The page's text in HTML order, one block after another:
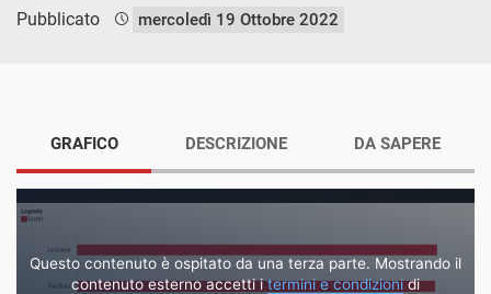
Pubblicato mercoledì 19 Ottobre 2022
GRAFICO
Questo contenuto è ospitato da una terza parte. Mostrando il
contenuto esterno accetti itermini e condizionidi
DESCRIZIONE DA SAPERE